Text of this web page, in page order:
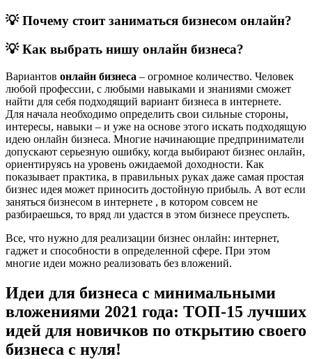
💡 Почему стоит заниматься бизнесом онлайн?
💡 Как выбрать нишу онлайн бизнеса?
Вариантов онлайн бизнеса – огромное количество. Человек
любой профессии, с любыми навыками и знаниями сможет
найти для себя подходящий вариант бизнеса в интернете.
Для начала необходимо определить свои сильные стороны,
интересы, навыки – и уже на основе этого искать подходящую
идею онлайн бизнеса. Многие начинающие предприниматели
допускают серьезную ошибку, когда выбирают бизнес онлайн,
ориентируясь на уровень ожидаемой доходности. Как
показывает практика, в правильных руках даже самая простая
бизнес идея может приносить достойную прибыль. А вот если
заняться бизнесом в интернете , в котором совсем не
разбираешься, то вряд ли удастся в этом бизнесе преуспеть.
Все, что нужно для реализации бизнес онлайн: интернет,
гаджет и способности в определенной сфере. При этом
многие идеи можно реализовать без вложений.
Идеи для бизнеса с минимальными
вложениями 2021 года: ТОП-15 лучших
идей для новичков по открытию своего
бизнеса с нуля!